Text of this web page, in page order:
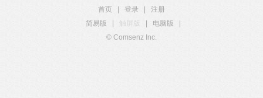
首页 登录
注册
简易版
触屏版 电脑版
© Comsenz Inc.